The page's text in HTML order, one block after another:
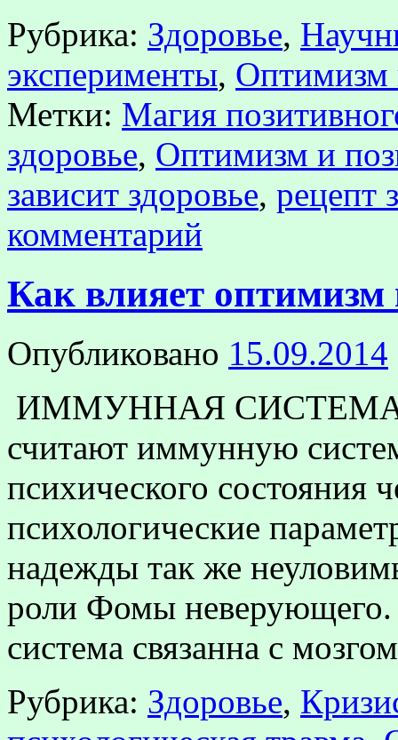
Рубрика: Здоровье,
эксперименты, Оптимизм
Метки: Магия
здоровье, Оптимизм и
зависит здоровье, рецепт
комментарий
Как влияет
Опубликовано 15.09.2014
ИММУННАЯ СИСТЕМА
считают иммунную
психического состояния
психологические
надежды так же
роли Фомы
система связанна с
Рубрика: Здоровье,